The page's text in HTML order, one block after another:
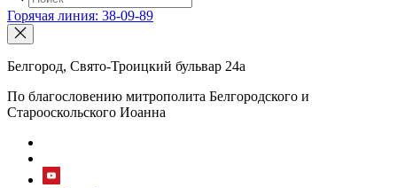
Горячая линия: 38-09-89
Белгород, Свято-Троицкий бульвар 24а
По благословению митрополита Белгородского и
Старооскольского Иоанна